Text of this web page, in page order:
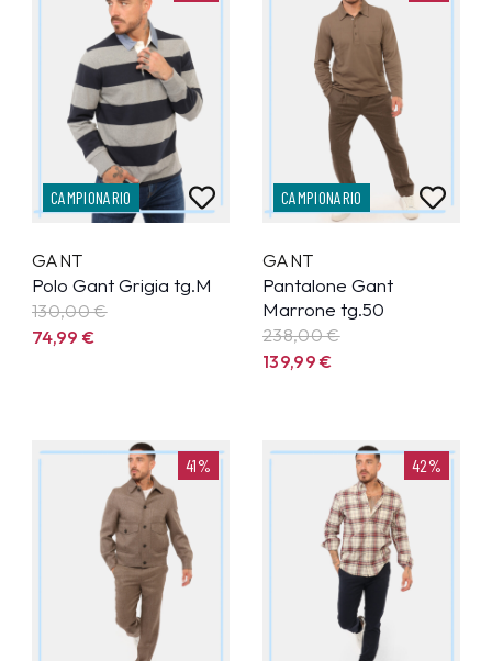
CAMPIONARIO
GANT
Polo Gant Grigia tg.M
130,00 €
74,99€
CAMPIONARIO
GANT
Pantalone Gant
Marrone tg.50
238,00 €
139,99€
41% 42%